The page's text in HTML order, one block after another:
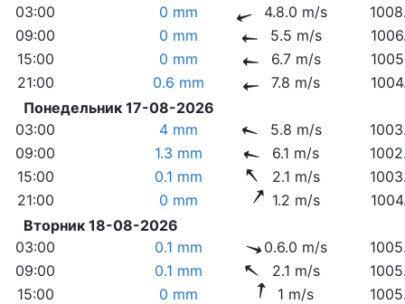
03:00
0 mm 4.8.0 m/s
09:00
0 mm 5.5 m/s
15:00
0 mm 6.7 m/s
21:00
0.6 mm 7.8 m/s
Понедельник 17-08-2026
03:00
4 mm 5.8 m/s
09:00
1.3 mm 6.1 m/s
15:00
0.1 mm 2.1 m/s
21:00
0 mm 1.2 m/s
Вторник 18-08-2026
03:00
0.1 mm 0.6.0 m/s
09:00
0.1 mm 2.1 m/s
15:00
0 mm 1 m/s